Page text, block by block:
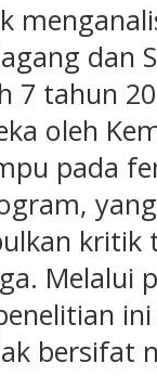
dan
7 tahun
oleh
pada
kritik
Melalui
bersifat